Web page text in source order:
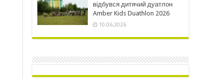
відбувся дитячий дуатлон
Amber Kids Duathlon 2026
10.06.2026